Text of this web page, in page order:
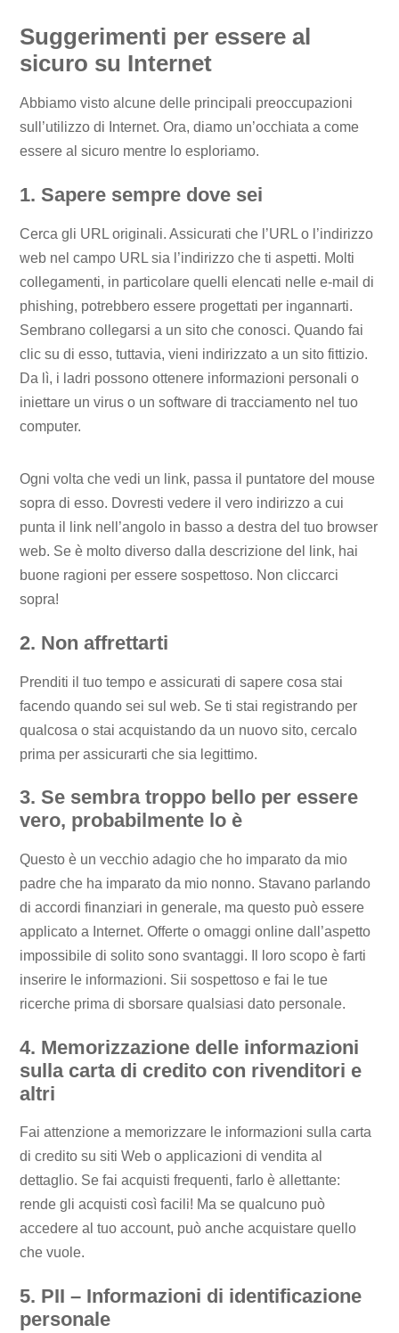
Suggerimenti per essere al
sicuro su Internet
Abbiamo visto alcune delle principali preoccupazioni
sull’utilizzo di Internet. Ora, diamo un’occhiata a come
essere al sicuro mentre lo esploriamo.
1. Sapere sempre dove sei
Cerca gli URL originali. Assicurati che l’URL o l’indirizzo
web nel campo URL sia l’indirizzo che ti aspetti. Molti
collegamenti, in particolare quelli elencati nelle e-mail di
phishing, potrebbero essere progettati per ingannarti.
Sembrano collegarsi a un sito che conosci. Quando fai
clic su di esso, tuttavia, vieni indirizzato a un sito fittizio.
Da lì, i ladri possono ottenere informazioni personali o
iniettare un virus o un software di tracciamento nel tuo
computer.
Ogni volta che vedi un link, passa il puntatore del mouse
sopra di esso. Dovresti vedere il vero indirizzo a cui
punta il link nell’angolo in basso a destra del tuo browser
web. Se è molto diverso dalla descrizione del link, hai
buone ragioni per essere sospettoso. Non cliccarci
sopra!
2. Non affrettarti
Prenditi il ​​tuo tempo e assicurati di sapere cosa stai
facendo quando sei sul web. Se ti stai registrando per
qualcosa o stai acquistando da un nuovo sito, cercalo
prima per assicurarti che sia legittimo.
3. Se sembra troppo bello per essere
vero, probabilmente lo è
Questo è un vecchio adagio che ho imparato da mio
padre che ha imparato da mio nonno. Stavano parlando
di accordi finanziari in generale, ma questo può essere
applicato a Internet. Offerte o omaggi online dall’aspetto
impossibile di solito sono svantaggi. Il loro scopo è farti
inserire le informazioni. Sii sospettoso e fai le tue
ricerche prima di sborsare qualsiasi dato personale.
4. Memorizzazione delle informazioni
sulla carta di credito con rivenditori e
altri
Fai attenzione a memorizzare le informazioni sulla carta
di credito su siti Web o applicazioni di vendita al
dettaglio. Se fai acquisti frequenti, farlo è allettante:
rende gli acquisti così facili! Ma se qualcuno può
accedere al tuo account, può anche acquistare quello
che vuole.
5. PII – Informazioni di identificazione
personale